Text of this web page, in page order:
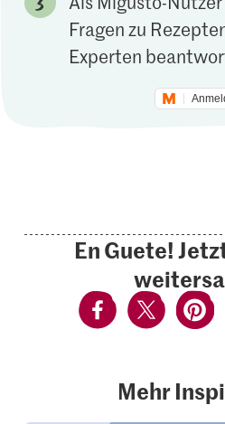
Fragen zu
Experten
En Guete!
Mehr